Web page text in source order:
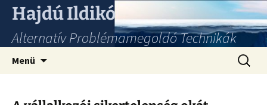
Hajdú Ildikó
Alternatív Problémamegoldó Technikák
Menü